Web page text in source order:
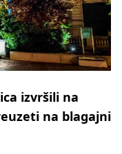
izvršili na
na blagajni